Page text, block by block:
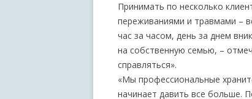
Принимать по несколько
переживаниями и травмами –
час за часом, день за днем
на собственную семью, –
справляться».
«Мы профессиональные
начинает давить все больше.